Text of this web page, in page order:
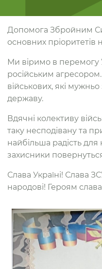
Допомога Збройним
основних пріоритетів
Ми віримо в перемогу
російським
військових, які
державу.
Вдячні колективу
таку несподівану та
найбільша радість для
захисники
Слава Україні! Слава
народові! Героям